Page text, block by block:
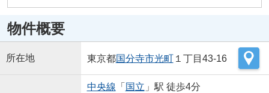
物件概要
所在地 東京都国分寺市光町１丁目43-16
中央線 「 国立 」駅 徒歩4分